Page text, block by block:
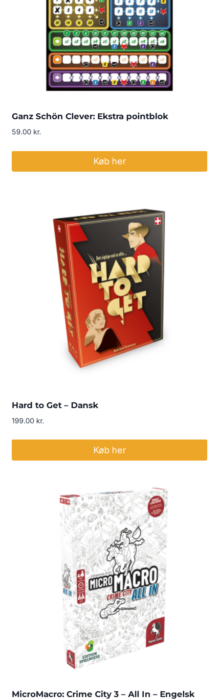
Ganz Schön Clever: Ekstra pointblok
59.00 kr.
Køb her
Hard to Get – Dansk
199.00 kr.
Køb her
MicroMacro: Crime City 3 – All In – Engelsk